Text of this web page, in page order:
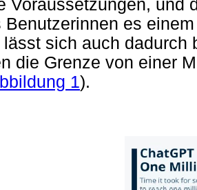
Voraussetzungen, und
Benutzerinnen es
lässt sich auch dadurch
die Grenze von einer
1).